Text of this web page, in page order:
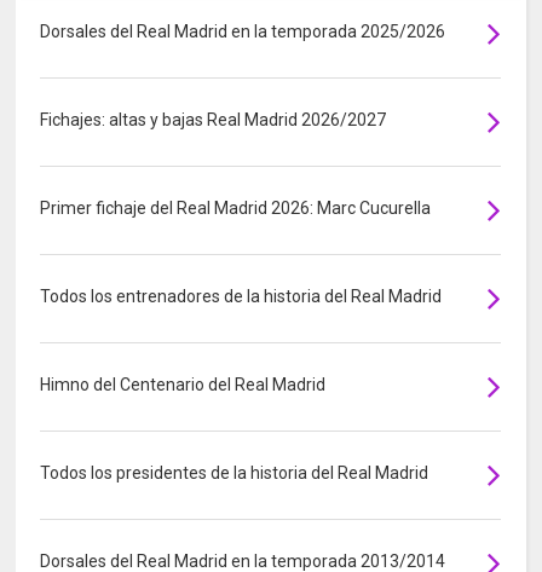
Dorsales del Real Madrid en la temporada 2025/2026
Fichajes: altas y bajas Real Madrid 2026/2027
Primer fichaje del Real Madrid 2026: Marc Cucurella
Todos los entrenadores de la historia del Real Madrid
Himno del Centenario del Real Madrid
Todos los presidentes de la historia del Real Madrid
Dorsales del Real Madrid en la temporada 2013/2014